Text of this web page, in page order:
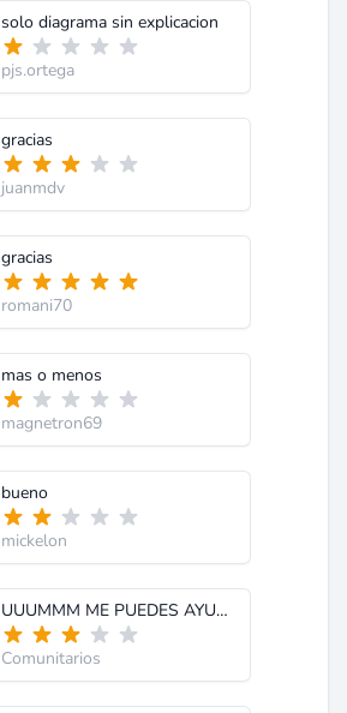
solo diagrama sin explicacion
pjs.ortega
gracias
juanmdv
gracias
romani70
mas o menos
magnetron69
bueno
mickelon
UUUMMM ME PUEDES AYUDAR NECESITO MAS INFORMACIÓN... PARA ARMAR UN PROYECTO
Comunitarios